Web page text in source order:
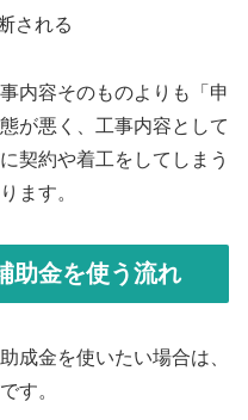
される
内容そのものよりも「申
が悪く、工事内容として
契約や着工をしてしまう
ます。
助金を使う流れ
成金を使いたい場合は、
す。